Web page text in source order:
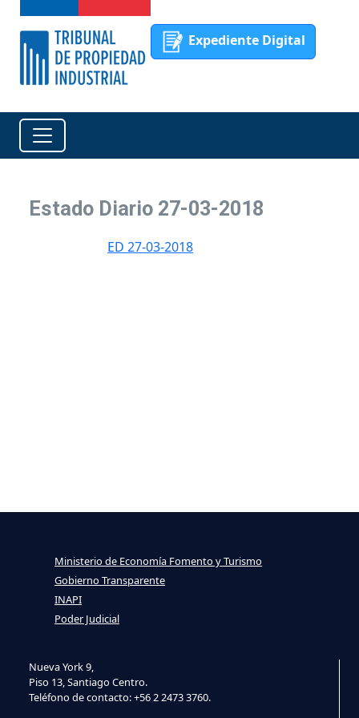
Expediente Digital
Estado Diario 27-03-2018
ED 27-03-2018
Nueva York 9,
Piso 13, Santiago Centro.
Teléfono de contacto: +56 2 2473 3760.
Ministerio de Economía Fomento y Turismo
Gobierno Transparente
INAPI
Poder Judicial